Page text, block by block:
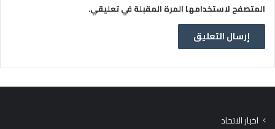
المتصفح لاستخدامها المرة المقبلة في تعليقي.
اخبار الاتحاد